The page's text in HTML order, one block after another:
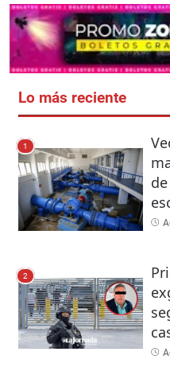
Lo más reciente
1
2